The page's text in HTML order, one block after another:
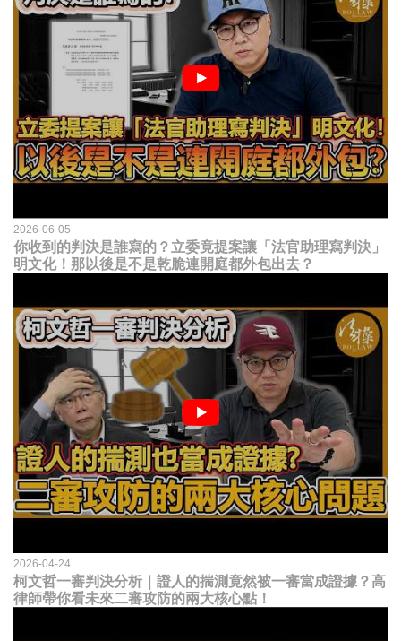
2026-06-05
你收到的判決是誰寫的？立委竟提案讓「法官助理寫判決」
明文化！那以後是不是乾脆連開庭都外包出去？
2026-04-24
柯文哲一審判決分析｜證人的揣測竟然被一審當成證據？高
律師帶你看未來二審攻防的兩大核心點！